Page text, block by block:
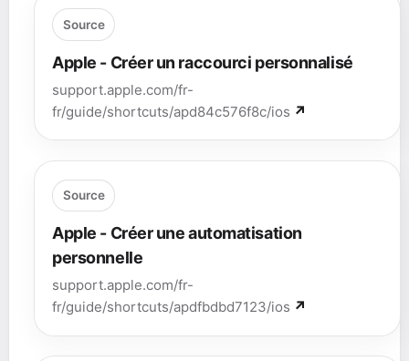
Source
Apple - Créer un raccourci personnalisé
support.apple.com/fr-
fr/guide/shortcuts/apd84c576f8c/ios
Source
Apple - Créer une automatisation
personnelle
support.apple.com/fr-
fr/guide/shortcuts/apdfbdbd7123/ios